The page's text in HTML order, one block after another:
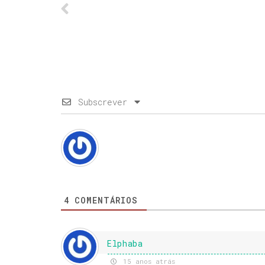
Subscrever
4 COMENTÁRIOS
Elphaba
15 anos atrás